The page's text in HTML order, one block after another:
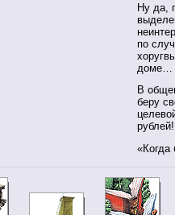
Ну да,
по
доме…
В
беру
рублей!
«Когда